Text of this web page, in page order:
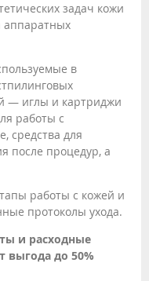
задач кожи
в
— иглы и картриджи
работы с
средства для
после процедур, а
работы с кожей и
протоколы ухода.
и расходные
выгода до 50%